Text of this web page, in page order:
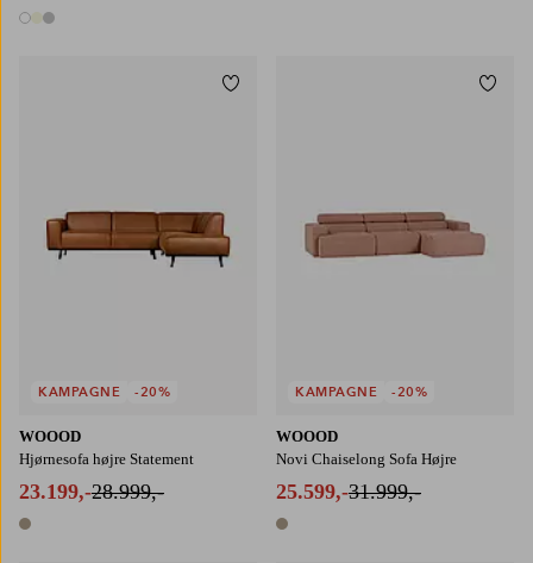
3 farver
WOOOD
Hjørnesofa højre Statement
23.199,-28.999,-
1 farve
KAMPAGNE -20%
Tilføj til favoritter
WOOOD
Novi Chaiselong Sofa Højre
25.599,-31.999,-
1 farve
KAMPAGNE -20%